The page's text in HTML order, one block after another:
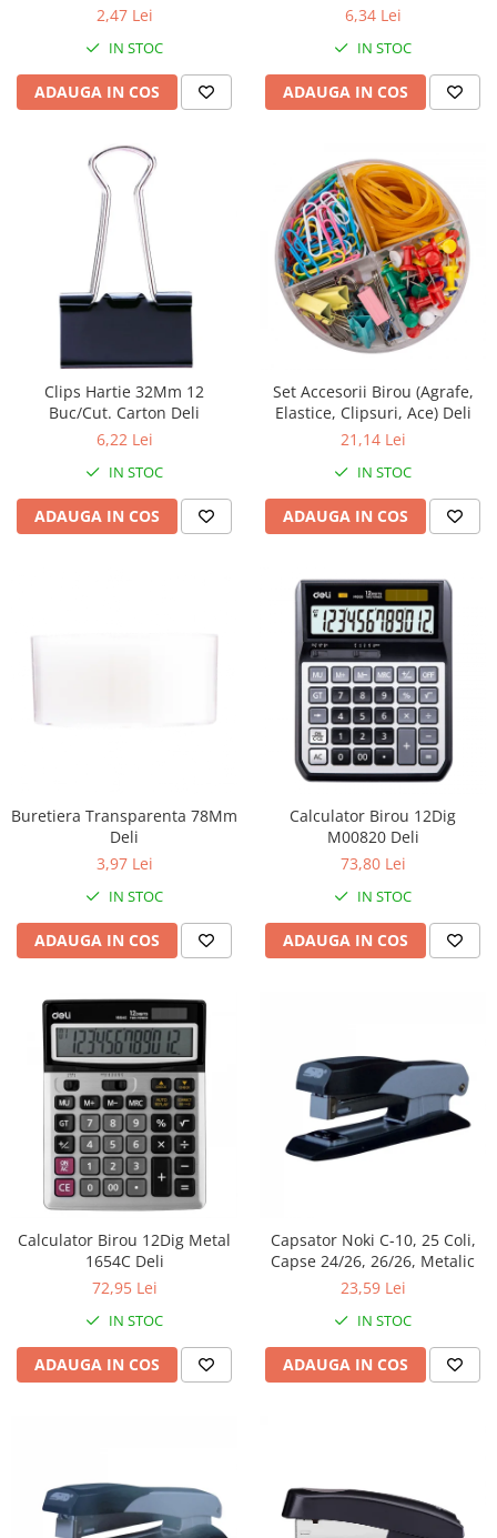
2,47 Lei
IN STOC
ADAUGA IN COS
6,34 Lei
IN STOC
ADAUGA IN COS
Clips Hartie 32Mm 12
Buc/Cut. Carton Deli
6,22 Lei
IN STOC
ADAUGA IN COS
Set Accesorii Birou (Agrafe,
Elastice, Clipsuri, Ace) Deli
21,14 Lei
IN STOC
ADAUGA IN COS
Buretiera Transparenta 78Mm
Deli
3,97 Lei
IN STOC
ADAUGA IN COS
Calculator Birou 12Dig
M00820 Deli
73,80 Lei
IN STOC
ADAUGA IN COS
Calculator Birou 12Dig Metal
1654C Deli
72,95 Lei
IN STOC
ADAUGA IN COS
Capsator Noki C-10, 25 Coli,
Capse 24/26, 26/26, Metalic
23,59 Lei
IN STOC
ADAUGA IN COS